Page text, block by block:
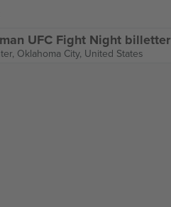
UFC Fight Night billetter
Oklahoma City, United States